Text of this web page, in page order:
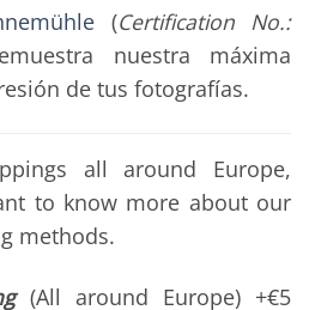
(Certification No.:
nuestra máxima
de tus fotografías.
all around Europe,
to know more about our
methods.
(All around Europe) +€5